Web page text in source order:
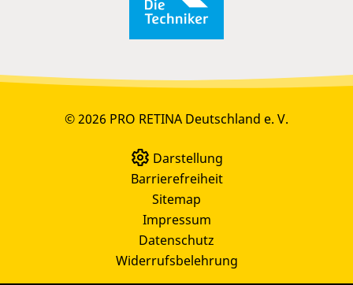
© 2026 PRO RETINA Deutschland e. V.
Darstellung
Barrierefreiheit
Sitemap
Impressum
Datenschutz
Widerrufsbelehrung